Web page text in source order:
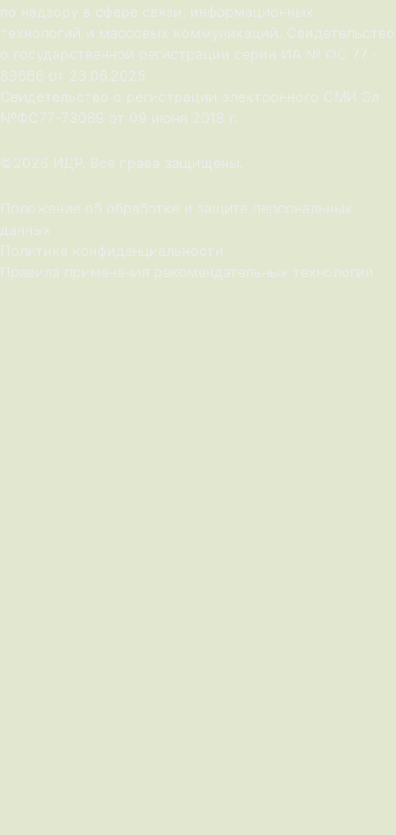
по надзору в сфере связи, информационных
технологий и массовых коммуникаций. Свидетельство
о государственной регистрации серии ИА № ФС 77 -
89668 от 23.06.2025
Cвидетельство о регистрации электронного СМИ Эл
NºФС77-73069 от 09 июня 2018 г.
©2026 ИДР. Все права защищены.
Положение об обработке и защите персональных
данных
Политика конфиденциальности
Правила применения рекомендательных технологий